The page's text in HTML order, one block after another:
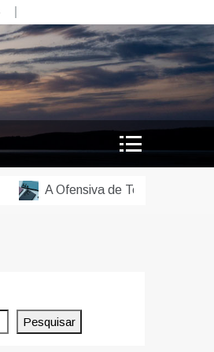
A Ofensiva de Telas da
Pesquisar